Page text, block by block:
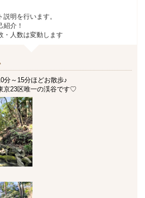
明を行います。
紹介！
・人数は変動します
分～15分ほどお散歩♪
京23区唯一の渓谷です♡